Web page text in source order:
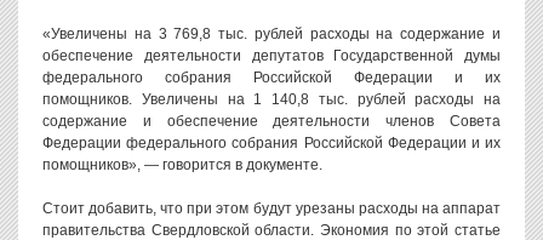
«Увеличены на 3 769,8 тыс. рублей расходы на содержание и
обеспечение деятельности депутатов Государственной думы
федерального собрания Российской Федерации и их
помощников. Увеличены на 1 140,8 тыс. рублей расходы на
содержание и обеспечение деятельности членов Совета
Федерации федерального собрания Российской Федерации и их
помощников», — говорится в документе.
Стоит добавить, что при этом будут урезаны расходы на аппарат
правительства Свердловской области. Экономия по этой статье